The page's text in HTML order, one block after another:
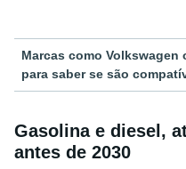
Marcas como Volkswagen
para saber se são
Gasolina e diesel,
antes de 2030